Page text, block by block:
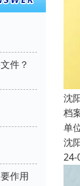
件？
作用
沈
档
单
沈
24-